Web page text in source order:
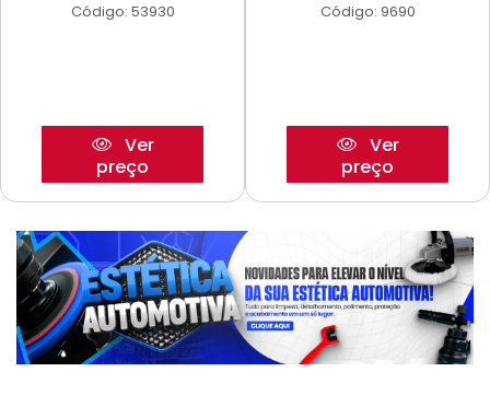
Código: 53930
Ver
preço
Código: 9690
Ver
preço